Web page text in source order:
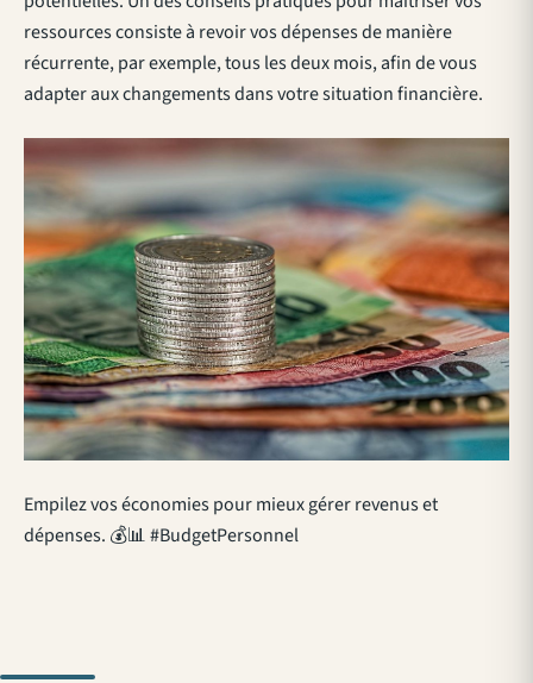
ressourcesconsiste à revoir vos dépenses de manière
récurrente, par exemple, tous les deux mois, afin de vous
adapter aux changements dans votre situation financière.
Empilez vos économies pour mieux gérer revenus et
dépenses. 💰📊 #BudgetPersonnel